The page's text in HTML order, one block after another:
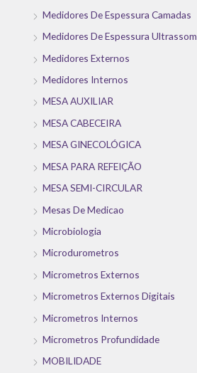
Medidores De Espessura Camadas
Medidores De Espessura Ultrassom
Medidores Externos
Medidores Internos
MESA AUXILIAR
MESA CABECEIRA
MESA GINECOLÓGICA
MESA PARA REFEIÇÃO
MESA SEMI-CIRCULAR
Mesas De Medicao
Microbiologia
Microdurometros
Micrometros Externos
Micrometros Externos Digitais
Micrometros Internos
Micrometros Profundidade
MOBILIDADE